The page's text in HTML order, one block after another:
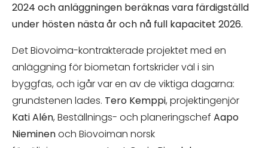
2024 och anläggningen beräknas vara färdigställd
under hösten nästa år och nå full kapacitet 2026.
Det Biovoima-kontrakterade projektet med en
anläggning för biometan fortskrider väl i sin
byggfas, och igår var en av de viktiga dagarna:
grundstenen lades. Tero Kemppi, projektingenjör
Kati Alén, Beställnings- och planeringschef Aapo
Nieminenoch Biovoiman norsk